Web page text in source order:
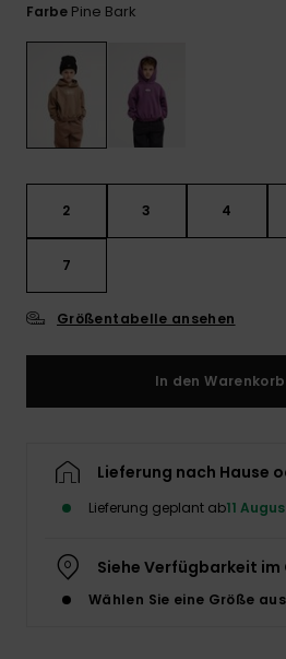
Farbe Pine Bark
2 3 4
7
Größentabelle ansehen
In den Warenkorb
Lieferung nach Hause
Lieferung geplant ab11
Siehe Verfügbarkeit
Wählen Sie eine Größe aus